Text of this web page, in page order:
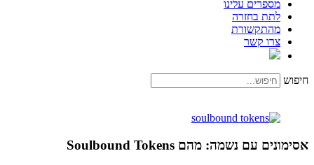
מספרים עלינו
לתת בחזרה
מהתקשורת
צרו קשר
חיפוש
אסימונים עם נשמה: מהם Soulbound Tokens